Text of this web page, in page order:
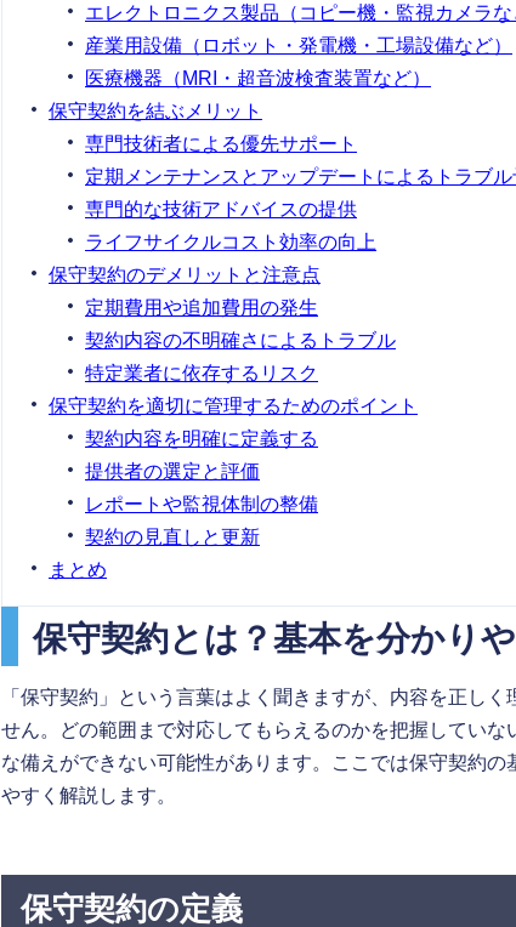
エレクトロニクス製品（コピー機・監視カメラな
産業用設備（ロボット・発電機・工場設備など）
医療機器（MRI・超音波検査装置など）
保守契約を結ぶメリット
専門技術者による優先サポート
定期メンテナンスとアップデートによるトラブ
専門的な技術アドバイスの提供
ライフサイクルコスト効率の向上
保守契約のデメリットと注意点
定期費用や追加費用の発生
契約内容の不明確さによるトラブル
特定業者に依存するリスク
保守契約を適切に管理するためのポイント
契約内容を明確に定義する
提供者の選定と評価
レポートや監視体制の整備
契約の見直しと更新
まとめ
保守契約とは？基本を分かり
「保守契約」という言葉はよく聞きますが、内容を正し
せん。どの範囲まで対応してもらえるのかを把握していな
な備えができない可能性があります。ここでは保守契約の
やすく解説します。
保守契約の定義